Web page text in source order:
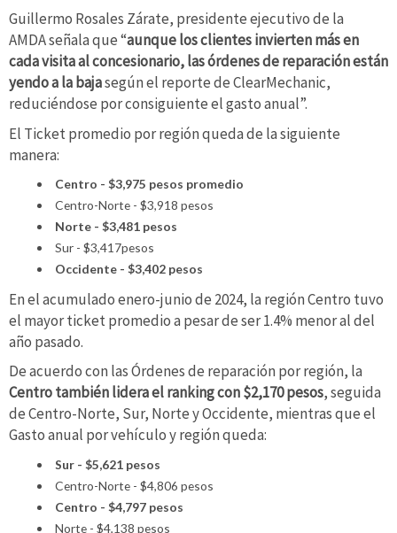
Guillermo Rosales Zárate, presidente ejecutivo de la
AMDA señala que “aunque los clientes invierten más en
cada visita al concesionario, las órdenes de reparación están
yendo a la bajasegún el reporte de ClearMechanic,
reduciéndose por consiguiente el gasto anual”.
El Ticket promedio por región queda de la siguiente
manera:
Centro - $3,975 pesos promedio
Centro-Norte - $3,918 pesos
Norte - $3,481 pesos
Sur - $3,417pesos
Occidente - $3,402 pesos
En el acumulado enero-junio de 2024, la región Centro tuvo
el mayor ticket promedio a pesar de ser 1.4% menor al del
año pasado.
De acuerdo con las Órdenes de reparación por región, la
Centro también lidera el ranking con $2,170 pesos, seguida
de Centro-Norte, Sur, Norte y Occidente, mientras que el
Gasto anual por vehículo y región queda:
Sur - $5,621 pesos
Centro-Norte - $4,806 pesos
Centro - $4,797 pesos
Norte - $4,138 pesos